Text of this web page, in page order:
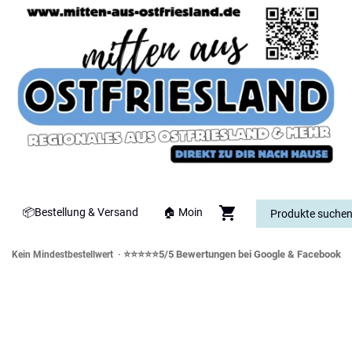
📦Bestellung & Versand 🏠 Moin
Kein Mindestbestellwert · ⭐⭐⭐⭐⭐5/5 Bewertungen bei Google & Facebook